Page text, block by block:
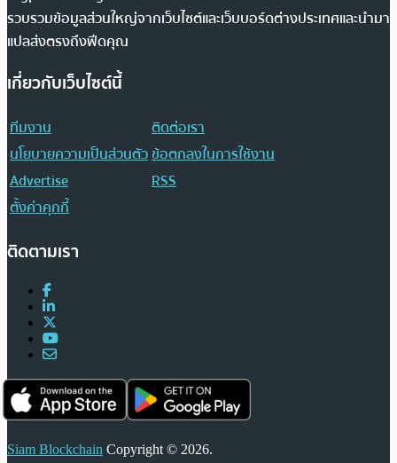
รวบรวมข้อมูลส่วนใหญ่จากเว็บไซต์และเว็บบอร์ดต่างประเทศและนำมา
แปลส่งตรงถึงฟีดคุณ
เกี่ยวกับเว็บไซต์นี้
ทีมงาน
ติดต่อเรา
นโยบายความเป็นส่วนตัวข้อตกลงในการใช้งาน
Advertise
RSS
ตั้งค่าคุกกี้
ติดตามเรา
Siam Blockchain Copyright © 2026.